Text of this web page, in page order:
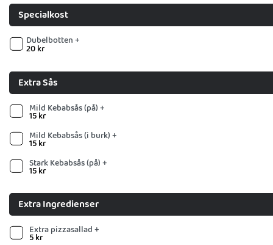
Specialkost
Dubelbotten +
20kr
Extra Sås
Mild Kebabsås (på) +
15kr
Mild Kebabsås (i burk) +
15kr
Stark Kebabsås (på) +
15kr
Extra Ingredienser
Extra pizzasallad +
5kr